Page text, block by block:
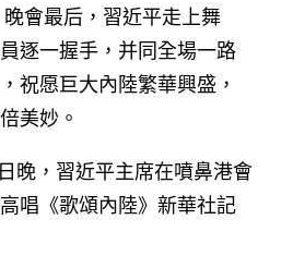
會最后，習近平走上舞
逐一握手，并同全場一路
祝愿巨大內陸繁華興盛，
美妙。
，習近平主席在噴鼻港會
唱《歌頌內陸》新華社記